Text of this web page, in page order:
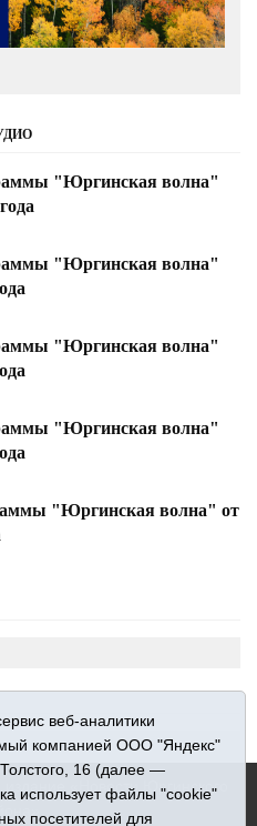
"Юргинская волна"
"Юргинская волна"
"Юргинская волна"
"Юргинская волна"
"Юргинская волна" от
«Новости Юргинского
веб-аналитики
компанией ООО "Яндекс"
16 (далее —
использует файлы "cookie"
посетителей для